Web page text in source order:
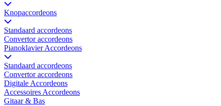
Knopaccordeons
Standaard accordeons
Convertor accordeons
Pianoklavier Accordeons
Standaard accordeons
Convertor accordeons
Digitale Accordeons
Accessoires Accordeons
Gitaar & Bas